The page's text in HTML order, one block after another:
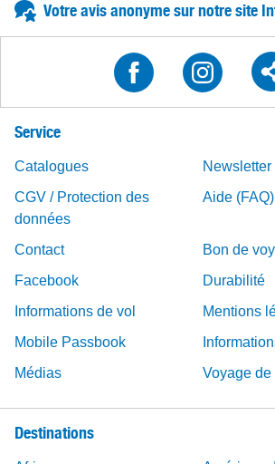
Votre avis anonyme sur notre site
Service
Catalogues
Newsletter
CGV / Protection des
données
Aide (FAQ)
Contact
Bon de
Facebook
Durabilité
Informations de vol
Mentions
Mobile Passbook
Médias
Voyage de
Destinations